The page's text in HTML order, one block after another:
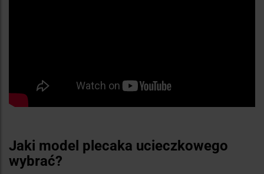
Jaki model plecaka ucieczkowego
wybrać?